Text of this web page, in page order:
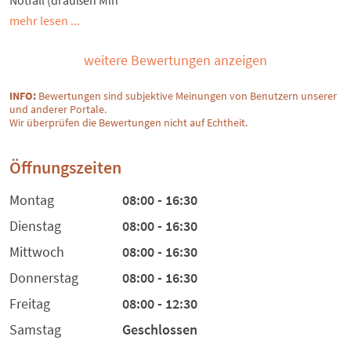
mehr lesen ...
weitere Bewertungen anzeigen
INFO: Bewertungen sind subjektive Meinungen von Benutzern unserer
und anderer Portale.
Wir überprüfen die Bewertungen nicht auf Echtheit.
Öffnungszeiten
Montag
08:00 - 16:30
Dienstag
08:00 - 16:30
Mittwoch
08:00 - 16:30
Donnerstag
08:00 - 16:30
Freitag
08:00 - 12:30
Samstag
Geschlossen